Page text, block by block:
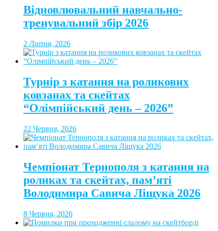
Відновлювальний навчально-
тренувальний збір 2026
2 Липня, 2026
Турнір з катання на роликових
ковзанах та скейтах
“Олімпійський день – 2026”
22 Червня, 2026
Чемпіонат Тернополя з катання на
роликах та скейтах, пам’яті
Володимира Савича Ліщука 2026
8 Червня, 2026